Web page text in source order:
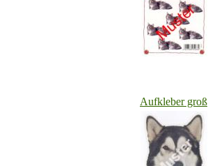
Aufkleber groß